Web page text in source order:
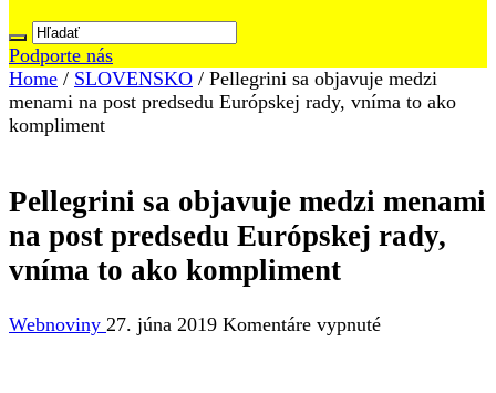
Podporte nás
Home / SLOVENSKO / Pellegrini sa objavuje medzi
menami na post predsedu Európskej rady, vníma to ako
kompliment
Pellegrini sa objavuje medzi menami
na post predsedu Európskej rady,
vníma to ako kompliment
Webnoviny 27. júna 2019 Komentáre vypnuténa